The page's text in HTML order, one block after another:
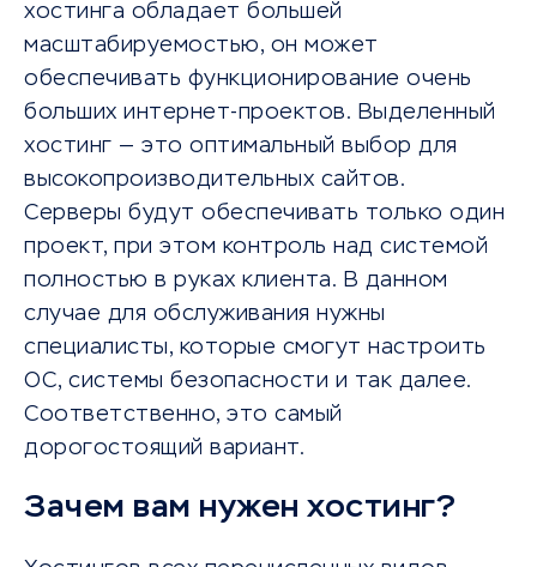
хостинга обладает большей
масштабируемостью, он может
обеспечивать функционирование очень
больших интернет-проектов. Выделенный
хостинг — это оптимальный выбор для
высокопроизводительных сайтов.
Серверы будут обеспечивать только один
проект, при этом контроль над системой
полностью в руках клиента. В данном
случае для обслуживания нужны
специалисты, которые смогут настроить
ОС, системы безопасности и так далее.
Соответственно, это самый
дорогостоящий вариант.
Зачем вам нужен хостинг?